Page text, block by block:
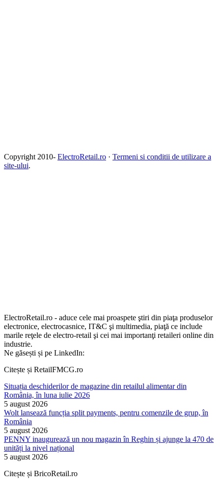
Copyright 2010- ElectroRetail.ro · Termeni si conditii de utilizare a
site-ului.
ElectroRetail.ro - aduce cele mai proaspete ştiri din piaţa produselor
electronice, electrocasnice, IT&C şi multimedia, piaţă ce include
marile reţele de electro-retail şi cei mai importanţi retaileri online din
industrie.
Ne găsești și pe LinkedIn:
Citește și RetailFMCG.ro
Situația deschiderilor de magazine din retailul alimentar din
România, în luna iulie 2026
5 august 2026
Wolt lansează funcția split payments, pentru comenzile de grup, în
România
5 august 2026
PENNY inaugurează un nou magazin în Reghin și ajunge la 470 de
unități la nivel național
5 august 2026
Citește și BricoRetail.ro